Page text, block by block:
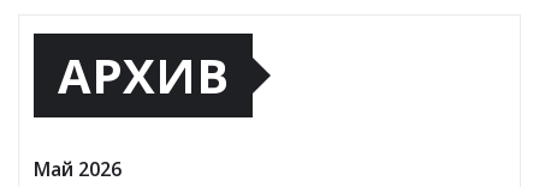
АРХИВ
Май 2026